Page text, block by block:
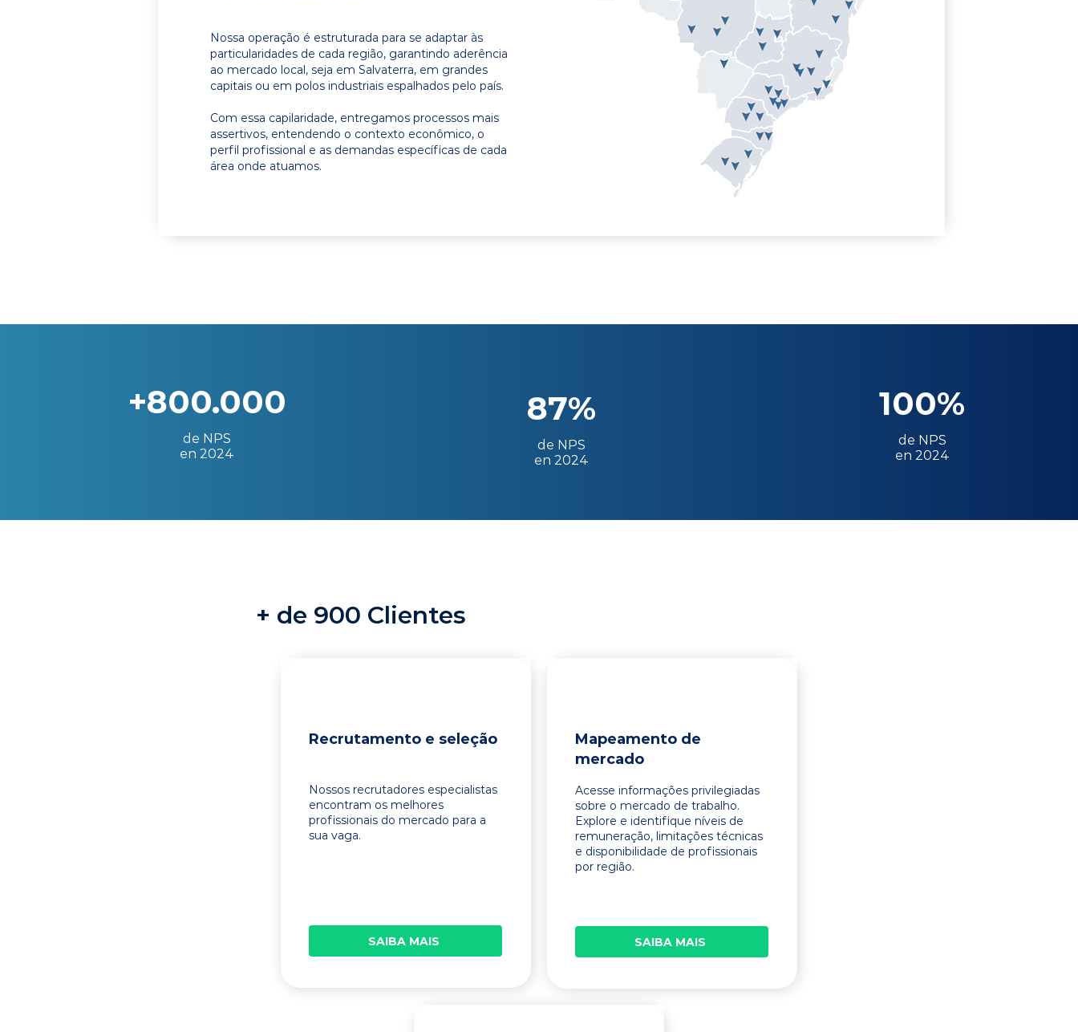
Nossa operação é estruturada para se adaptar às
particularidades de cada região, garantindo aderência
ao mercado local, seja em Salvaterra, em grandes
capitais ou em polos industriais espalhados pelo país.
Com essa capilaridade, entregamos processos mais
assertivos, entendendo o contexto econômico, o
perfil profissional e as demandas específicas de cada
área onde atuamos.
+800.000
de NPS
en 2024
87%
de NPS
en 2024
100%
de NPS
en 2024
+ de 900 Clientes
Recrutamento e seleção
Nossos recrutadores especialistas
encontram os melhores
profissionais do mercado para a
sua vaga.
SAIBA MAIS
Mapeamento de
mercado
Acesse informações privilegiadas
sobre o mercado de trabalho.
Explore e identifique níveis de
remuneração, limitações técnicas
e disponibilidade de profissionais
por região.
SAIBA MAIS